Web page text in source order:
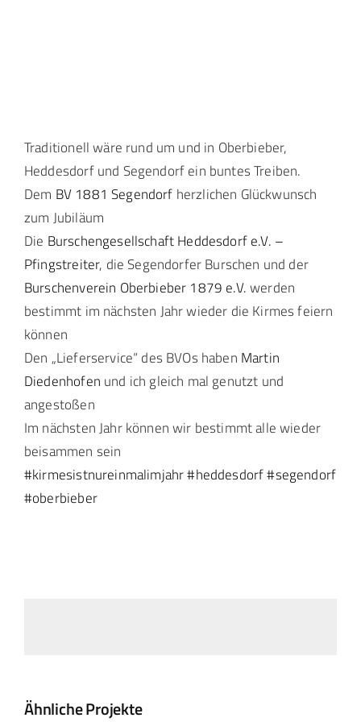
Kontakt
Traditionell wäre rund um und in Oberbieber,
Heddesdorf und Segendorf ein buntes Treiben.
Dem BV 1881 Segendorf herzlichen Glückwunsch
zum Jubiläum
Die Burschengesellschaft Heddesdorf e.V. –
Pfingstreiter, die Segendorfer Burschen und der
Burschenverein Oberbieber 1879 e.V.werden
bestimmt im nächsten Jahr wieder die Kirmes feiern
können
Den „Lieferservice“ des BVOs haben Martin
Diedenhofen und ich gleich mal genutzt und
angestoßen
Im nächsten Jahr können wir bestimmt alle wieder
beisammen sein
#kirmesistnureinmalimjahr#heddesdorf#segendorf
#oberbieber
Ähnliche Projekte